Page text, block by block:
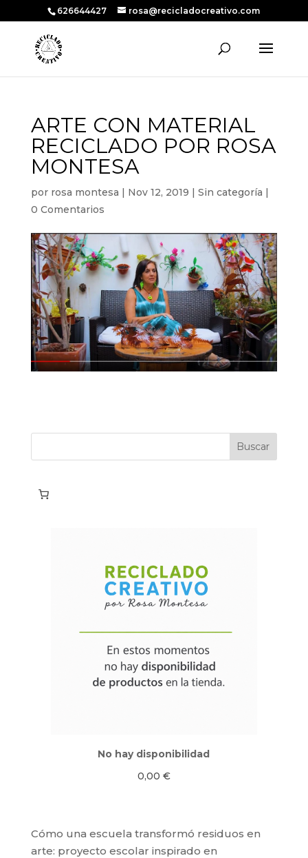
626644427 rosa@recicladocreativo.com
ARTE CON MATERIAL
RECICLADO POR ROSA
MONTESA
por rosa montesa | Nov 12, 2019 | Sin categoría |
0 Comentarios
No hay disponibilidad
0,00 €
Cómo una escuela transformó residuos en
arte: proyecto escolar inspirado en